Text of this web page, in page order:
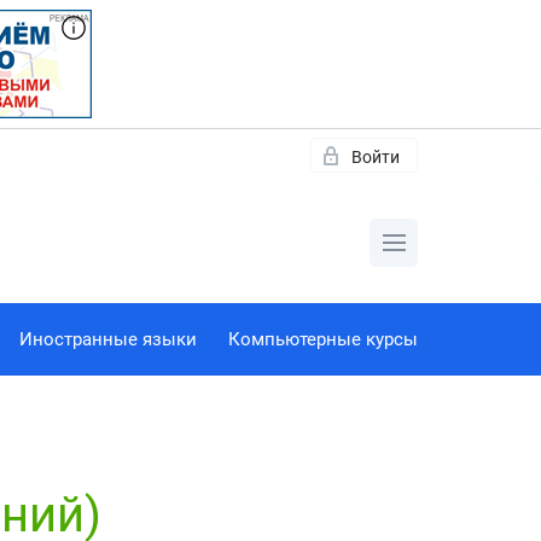
Войти
Иностранные языки Компьютерные курсы